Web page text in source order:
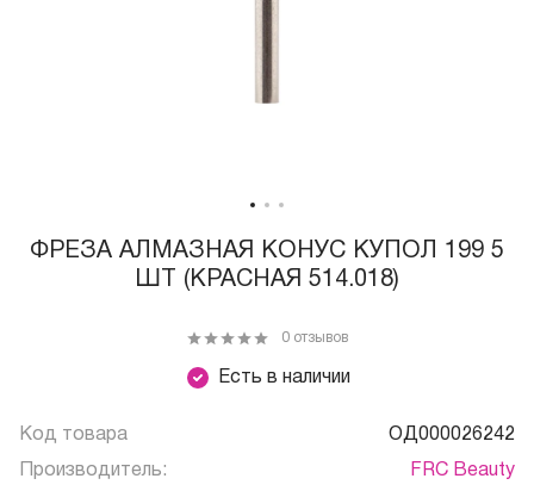
ФРЕЗА АЛМАЗНАЯ КОНУС КУПОЛ 199 5
ШТ (КРАСНАЯ 514.018)
Есть в наличии
0 отзывов
Код товара ОД000026242
Производитель: FRC Beauty